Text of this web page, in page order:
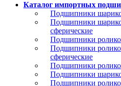
Каталог импортных
Подшипники
Подшипники
сферические
Подшипники
Подшипники
сферические
Подшипники
Подшипники
Подшипники